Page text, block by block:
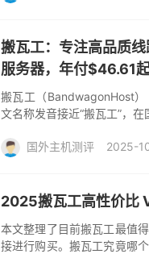
搬瓦工：专注高品质
服务器，年付$46.61
搬瓦工（BandwagonHost
文名称发音接近“搬瓦工”，
国外主机测评
2025-
2025搬瓦工高性价比
本文整理了目前搬瓦工最值
接进行购买。搬瓦工究竟哪